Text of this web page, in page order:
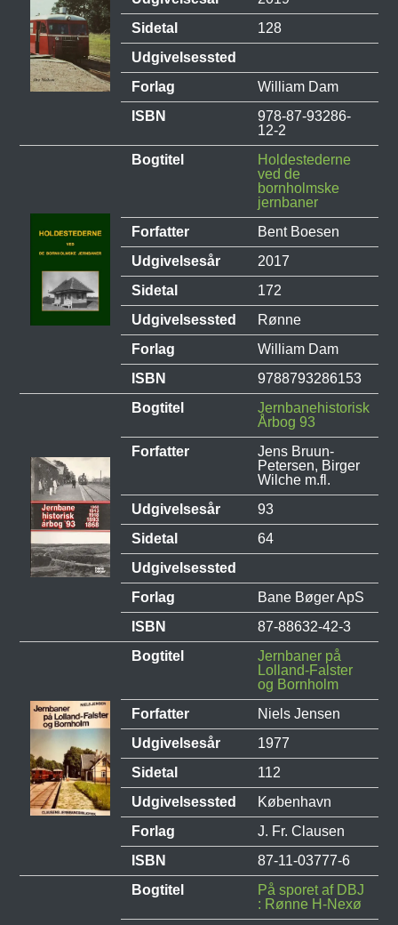
Sidetal
128
Udgivelsessted
Forlag
William Dam
ISBN
978-87-93286-
12-2
Bogtitel
Holdestederne
ved de
bornholmske
jernbaner
Forfatter
Bent Boesen
Udgivelsesår
2017
Sidetal
172
Udgivelsessted
Rønne
Forlag
William Dam
ISBN
9788793286153
Bogtitel
Jernbanehistorisk
Årbog 93
Forfatter
Jens Bruun-
Petersen, Birger
Wilche m.fl.
Udgivelsesår
93
Sidetal
64
Udgivelsessted
Forlag
Bane Bøger ApS
ISBN
87-88632-42-3
Bogtitel
Jernbaner på
Lolland-Falster
og Bornholm
Forfatter
Niels Jensen
Udgivelsesår
1977
Sidetal
112
Udgivelsessted
København
Forlag
J. Fr. Clausen
ISBN
87-11-03777-6
Bogtitel
På sporet af DBJ
: Rønne H-Nexø